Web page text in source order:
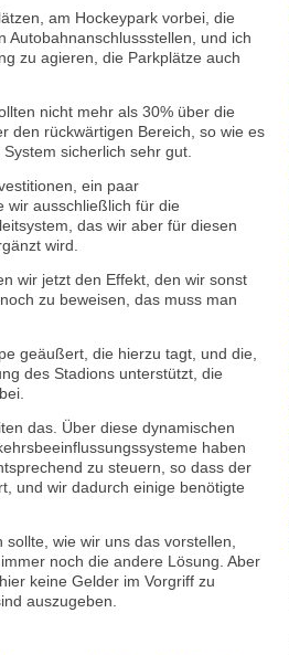
am Hockeypark vorbei, die
Autobahnanschlussstellen, und ich
zu agieren, die Parkplätze auch
nicht mehr als 30% über die
den rückwärtigen Bereich, so wie es
sicherlich sehr gut.
ein paar
wir ausschließlich für die
das wir aber für diesen
wird.
wir jetzt den Effekt, den wir sonst
zu beweisen, das muss man
geäußert, die hierzu tagt, und die,
des Stadions unterstützt, die
das. Über diese dynamischen
haben
zu steuern, so dass der
und wir dadurch einige benötigte
wie wir uns das vorstellen,
noch die andere Lösung. Aber
keine Gelder im Vorgriff zu
auszugeben.